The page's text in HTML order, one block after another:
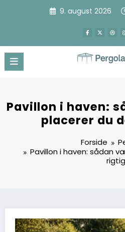
9. august 2026
Pavillon i haven:
placerer du
Forside
Pavillon i haven: sådan